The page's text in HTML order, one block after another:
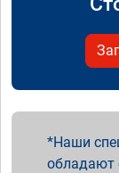
Наши
обладают